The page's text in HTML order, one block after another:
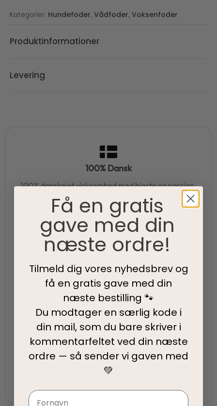
Kategorier: Hundefoder, Vådfoder, Voksenfoder
Produktinformationer
Levering
100% Dansk
100% danskejet virksomhed med hjerte og passion.
Vi værner om vores lokale rødder
Hurtig levering
95% af alle ordrer pakkes og afsendes samme dag
5-Stjernet kundeservice
Vi har topscore på både Facebook, Google og
Trustpilot - Vi er her for at hjælpe dig
Fair priser
Vi tilbyder fair priser, så I kan nyde vores
Få en gratis
gave med din
næste ordre!
Tilmeld dig vores nyhedsbrev og
få en gratis gave med din
næste bestilling 🐾
Du modtager en særlig kode i
din mail, som du bare skriver i
kommentarfeltet ved din næste
ordre — så sender vi gaven med
💚
Navn